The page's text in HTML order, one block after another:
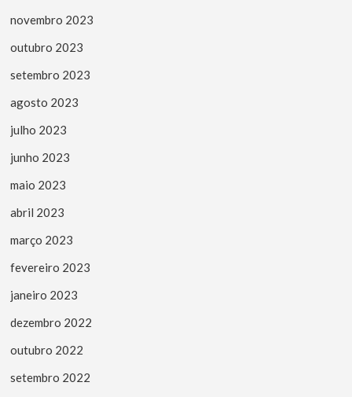
novembro 2023
outubro 2023
setembro 2023
agosto 2023
julho 2023
junho 2023
maio 2023
abril 2023
março 2023
fevereiro 2023
janeiro 2023
dezembro 2022
outubro 2022
setembro 2022